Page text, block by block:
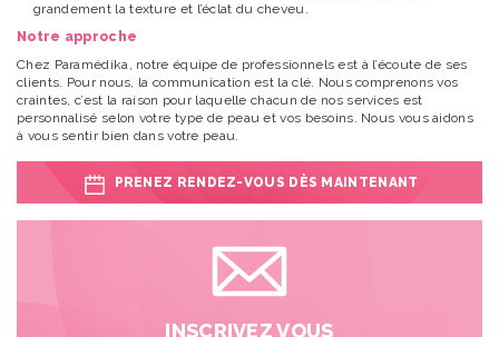
grandement la texture et l’éclat du cheveu.
Notre approche
Chez Paramédika, notre équipe de professionnels est à l’écoute de ses
clients. Pour nous, la communication est la clé. Nous comprenons vos
craintes, c’est la raison pour laquelle chacun de nos services est
personnalisé selon votre type de peau et vos besoins. Nous vous aidons
à vous sentir bien dans votre peau.
PRENEZ RENDEZ-VOUS DÈS MAINTENANT
INSCRIVEZ VOUS